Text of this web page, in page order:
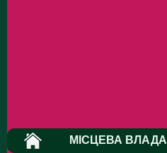
МІСЦЕВА ВЛАДА